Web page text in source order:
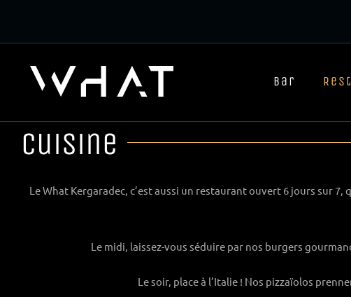
Bar
Cuisine
Le What Kergaradec, c’est aussi un restaurant ouvert 6 jours sur
Le midi, laissez-vous séduire par nos burgers
Le soir, place à l’Italie ! Nos pizzaïolos